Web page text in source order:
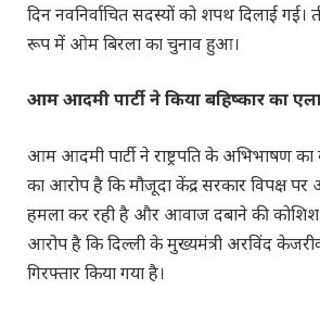
दिन नवनिर्वाचित सदस्यों को शपथ दिलाई गई।
रूप में ओम बिरला का चुनाव हुआ।
आम आदमी पार्टी ने किया बहिष्कार का
आम आदमी पार्टी ने राष्ट्रपति के अभिभाषण का
का आरोप है कि मौजूदा केंद्र सरकार विपक्ष
हमला कर रही है और आवाज दबाने की कोशिश
आरोप है कि दिल्ली के मुख्यमंत्री अरविंद
गिरफ्तार किया गया है।